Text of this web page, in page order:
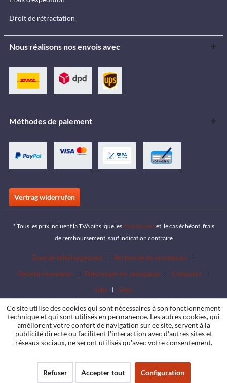
Droit de rétractation
Nous réalisons nos envois avec
Méthodes de paiement
Vertrag widerrufen
* Tous les prix incluent la TVA ainsi que lesfrais de portet, le cas échéant, frais
de remboursement, sauf indication contraire
Zone de téléchargement
Recherche de revendeurs
Devenir revendeur
Télécharger les catalogues
Contactez
Jobs
Sites
Ce site utilise des cookies qui sont nécessaires à son fonctionnement
technique et qui sont utilisés en permanence. Les autres cookies, qui
améliorent votre confort de navigation sur ce site, servent à la
publicité directe ou facilitent l'interaction avec d'autres sites et
réseaux sociaux, ne seront utilisés qu'avec votre consentement.
Refuser Accepter tout Configuration